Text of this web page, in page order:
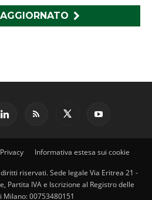
Privacy Informativa estesa sui cookie
riservati. Sede legale Via Eritrea 21 -
Partita IVA e Iscrizione al Registro delle
Milano: 00753480151